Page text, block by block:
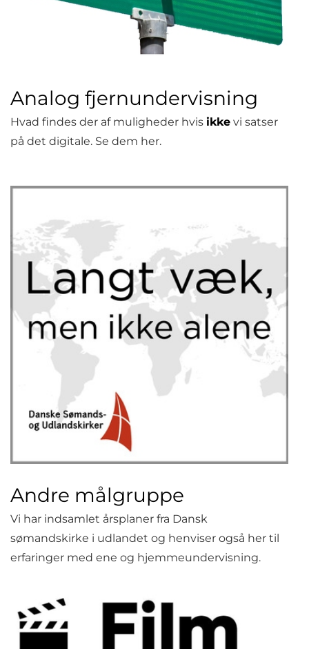
Analog fjernundervisning
Hvad findes der af muligheder hvis ikke vi satser
på det digitale. Se dem her.
Andre målgruppe
Vi har indsamlet årsplaner fra Dansk
sømandskirke i udlandet og henviser også her til
erfaringer med ene og hjemmeundervisning.